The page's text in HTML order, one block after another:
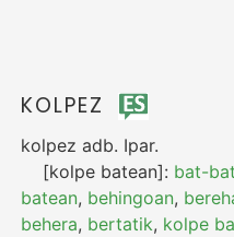
KOLPEZ
kolpez adb. Ipar.
[kolpe batean]: bat-
batean, behingoan,
behera, bertatik, kolpe